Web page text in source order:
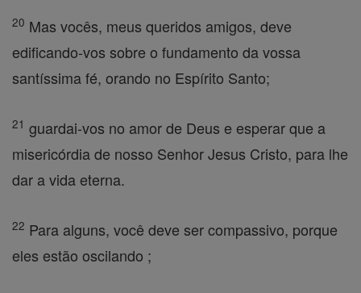
20 Mas vocês, meus queridos amigos, deve
edificando-vos sobre o fundamento da vossa
santíssima fé, orando no Espírito Santo;
21 guardai-vos no amor de Deus e esperar que a
misericórdia de nosso Senhor Jesus Cristo, para lhe
dar a vida eterna.
22 Para alguns, você deve ser compassivo, porque
eles estão oscilando ;